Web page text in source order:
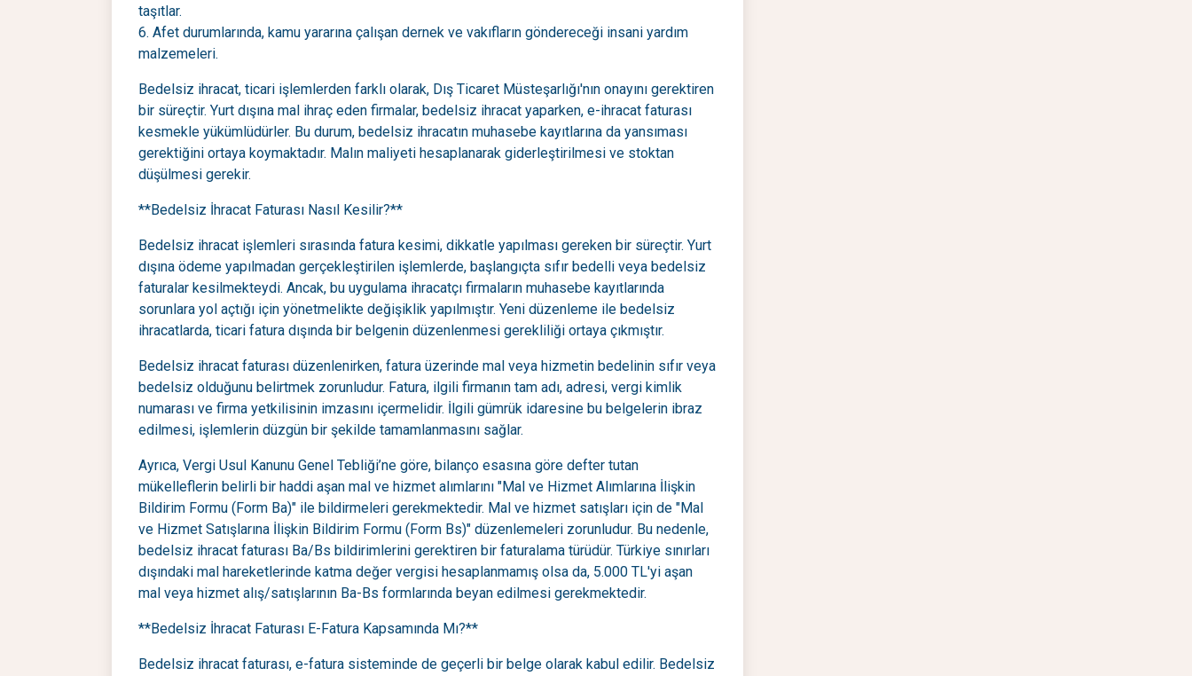
taşıtlar.
6. Afet durumlarında, kamu yararına çalışan dernek ve vakıfların göndereceği insani yardım
malzemeleri.
Bedelsiz ihracat, ticari işlemlerden farklı olarak, Dış Ticaret Müsteşarlığı'nın onayını gerektiren
bir süreçtir. Yurt dışına mal ihraç eden firmalar, bedelsiz ihracat yaparken, e-ihracat faturası
kesmekle yükümlüdürler. Bu durum, bedelsiz ihracatın muhasebe kayıtlarına da yansıması
gerektiğini ortaya koymaktadır. Malın maliyeti hesaplanarak giderleştirilmesi ve stoktan
düşülmesi gerekir.
**Bedelsiz İhracat Faturası Nasıl Kesilir?**
Bedelsiz ihracat işlemleri sırasında fatura kesimi, dikkatle yapılması gereken bir süreçtir. Yurt
dışına ödeme yapılmadan gerçekleştirilen işlemlerde, başlangıçta sıfır bedelli veya bedelsiz
faturalar kesilmekteydi. Ancak, bu uygulama ihracatçı firmaların muhasebe kayıtlarında
sorunlara yol açtığı için yönetmelikte değişiklik yapılmıştır. Yeni düzenleme ile bedelsiz
ihracatlarda, ticari fatura dışında bir belgenin düzenlenmesi gerekliliği ortaya çıkmıştır.
Bedelsiz ihracat faturası düzenlenirken, fatura üzerinde mal veya hizmetin bedelinin sıfır veya
bedelsiz olduğunu belirtmek zorunludur. Fatura, ilgili firmanın tam adı, adresi, vergi kimlik
numarası ve firma yetkilisinin imzasını içermelidir. İlgili gümrük idaresine bu belgelerin ibraz
edilmesi, işlemlerin düzgün bir şekilde tamamlanmasını sağlar.
Ayrıca, Vergi Usul Kanunu Genel Tebliği’ne göre, bilanço esasına göre defter tutan
mükelleflerin belirli bir haddi aşan mal ve hizmet alımlarını "Mal ve Hizmet Alımlarına İlişkin
Bildirim Formu (Form Ba)" ile bildirmeleri gerekmektedir. Mal ve hizmet satışları için de "Mal
ve Hizmet Satışlarına İlişkin Bildirim Formu (Form Bs)" düzenlemeleri zorunludur. Bu nedenle,
bedelsiz ihracat faturası Ba/Bs bildirimlerini gerektiren bir faturalama türüdür. Türkiye sınırları
dışındaki mal hareketlerinde katma değer vergisi hesaplanmamış olsa da, 5.000 TL'yi aşan
mal veya hizmet alış/satışlarının Ba-Bs formlarında beyan edilmesi gerekmektedir.
**Bedelsiz İhracat Faturası E-Fatura Kapsamında Mı?**
Bedelsiz ihracat faturası, e-fatura sisteminde de geçerli bir belge olarak kabul edilir. Bedelsiz